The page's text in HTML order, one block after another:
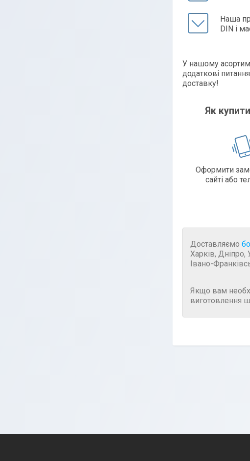
Наша
DIN і
У нашому
додаткові
доставку!
Як
Оформити
сайті або
Доставляємо
Харків,
Івано-
Якщо вам
виготовлення